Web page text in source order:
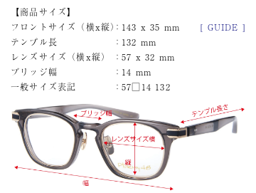
商品サイズ
[ GUIDE ]
フロントサイズ（横x縦） 143 x 35 mm
テンプル長
132 mm
レンズサイズ（横x縦）
57 x 32 mm
ブリッジ幅
14 mm
一般サイズ表記
57□14 132